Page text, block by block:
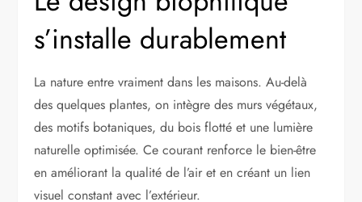
s’installe durablement
La nature entre vraiment dans les maisons. Au-delà
des quelques plantes, on intègre des murs végétaux,
des motifs botaniques, du bois flotté et une lumière
naturelle optimisée. Ce courant renforce le bien-être
en améliorant la qualité de l’air et en créant un lien
visuel constant avec l’extérieur.